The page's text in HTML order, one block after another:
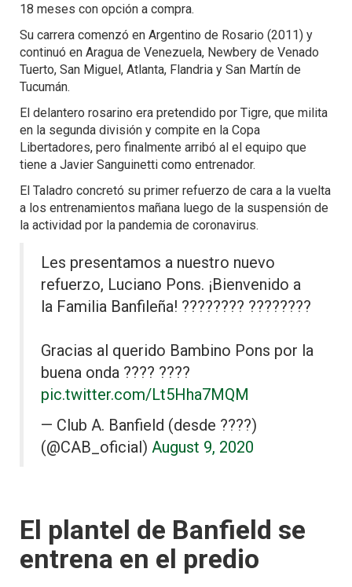
18 meses con opción a compra.
Su carrera comenzó en Argentino de Rosario (2011) y
continuó en Aragua de Venezuela, Newbery de Venado
Tuerto, San Miguel, Atlanta, Flandria y San Martín de
Tucumán.
El delantero rosarino era pretendido por Tigre, que milita
en la segunda división y compite en la Copa
Libertadores, pero finalmente arribó al el equipo que
tiene a Javier Sanguinetti como entrenador.
El Taladro concretó su primer refuerzo de cara a la vuelta
a los entrenamientos mañana luego de la suspensión de
la actividad por la pandemia de coronavirus.
Les presentamos a nuestro nuevo
refuerzo, Luciano Pons. ¡Bienvenido a
la Familia Banfileña! ???????? ????????
Gracias al querido Bambino Pons por la
buena onda ???? ????
pic.twitter.com/Lt5Hha7MQM
— Club A. Banfield (desde ????)
(@CAB_oficial) August 9, 2020
El plantel de Banfield se
entrena en el predio